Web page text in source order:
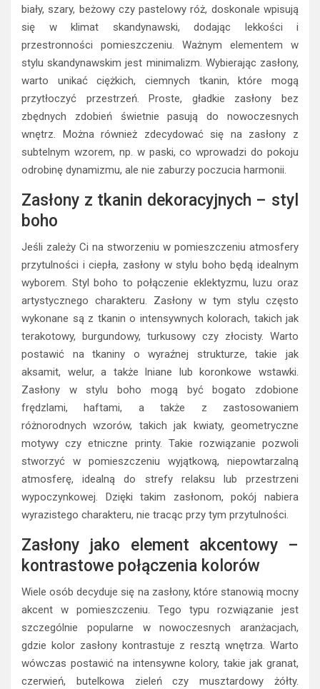
biały, szary, beżowy czy pastelowy róż, doskonale wpisują
się w klimat skandynawski, dodając lekkości i
przestronności pomieszczeniu. Ważnym elementem w
stylu skandynawskim jest minimalizm. Wybierając zasłony,
warto unikać ciężkich, ciemnych tkanin, które mogą
przytłoczyć przestrzeń. Proste, gładkie zasłony bez
zbędnych zdobień świetnie pasują do nowoczesnych
wnętrz. Można również zdecydować się na zasłony z
subtelnym wzorem, np. w paski, co wprowadzi do pokoju
odrobinę dynamizmu, ale nie zaburzy poczucia harmonii.
Zasłony z tkanin dekoracyjnych – styl
boho
Jeśli zależy Ci na stworzeniu w pomieszczeniu atmosfery
przytulności i ciepła, zasłony w stylu boho będą idealnym
wyborem. Styl boho to połączenie eklektyzmu, luzu oraz
artystycznego charakteru. Zasłony w tym stylu często
wykonane są z tkanin o intensywnych kolorach, takich jak
terakotowy, burgundowy, turkusowy czy złocisty. Warto
postawić na tkaniny o wyraźnej strukturze, takie jak
aksamit, welur, a także lniane lub koronkowe wstawki.
Zasłony w stylu boho mogą być bogato zdobione
frędzlami, haftami, a także z zastosowaniem
różnorodnych wzorów, takich jak kwiaty, geometryczne
motywy czy etniczne printy. Takie rozwiązanie pozwoli
stworzyć w pomieszczeniu wyjątkową, niepowtarzalną
atmosferę, idealną do strefy relaksu lub przestrzeni
wypoczynkowej. Dzięki takim zasłonom, pokój nabiera
wyrazistego charakteru, nie tracąc przy tym przytulności.
Zasłony jako element akcentowy –
kontrastowe połączenia kolorów
Wiele osób decyduje się na zasłony, które stanowią mocny
akcent w pomieszczeniu. Tego typu rozwiązanie jest
szczególnie popularne w nowoczesnych aranżacjach,
gdzie kolor zasłony kontrastuje z resztą wnętrza. Warto
wówczas postawić na intensywne kolory, takie jak granat,
czerwień, butelkowa zieleń czy musztardowy żółty.